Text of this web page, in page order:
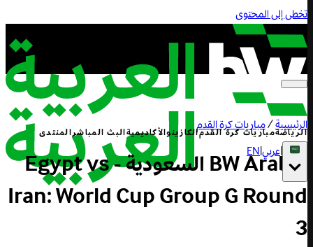
تخطى إلى المحتوى
الرياضةمباريات كرة القدمالكازينوالأكاديميةالبث المباشرالمنتدى
|عربي|
EN
الرئيسية/مباريات كرة القدم
BW Arabia السعودية - Egypt vs
Iran: World Cup Group G Round
3